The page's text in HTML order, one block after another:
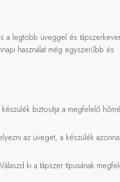
a legtöbb üveggel és
használat még egyszerűbb és
biztosítja a megfelelő
az üveget, a készülék azonnal
ki a tápszer típusának